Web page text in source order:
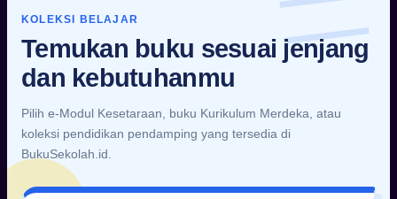
KOLEKSI BELAJAR
Temukan buku sesuai jenjang
dan kebutuhanmu
Pilih e-Modul Kesetaraan, buku Kurikulum Merdeka, atau
koleksi pendidikan pendamping yang tersedia di
BukuSekolah.id.